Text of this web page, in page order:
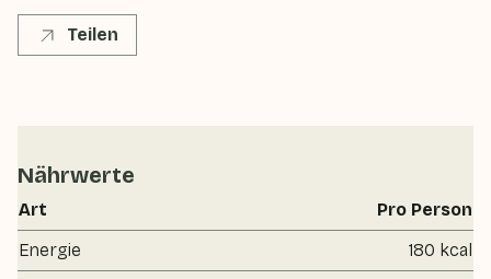
Teilen
Nährwerte
Art
Pro Person
Energie
180 kcal